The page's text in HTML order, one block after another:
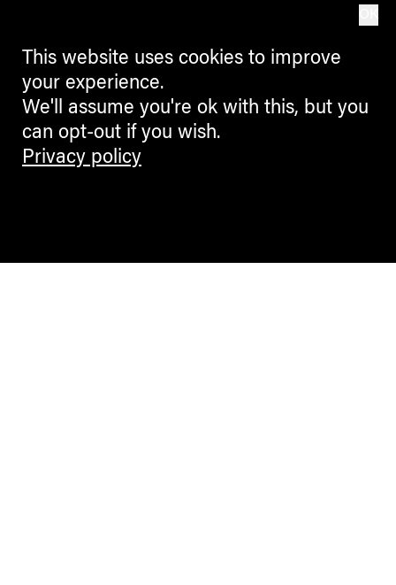
This website uses cookies to improve
your experience.
We'll assume you're ok with this, but you
can opt-out if you wish.
Privacy policy